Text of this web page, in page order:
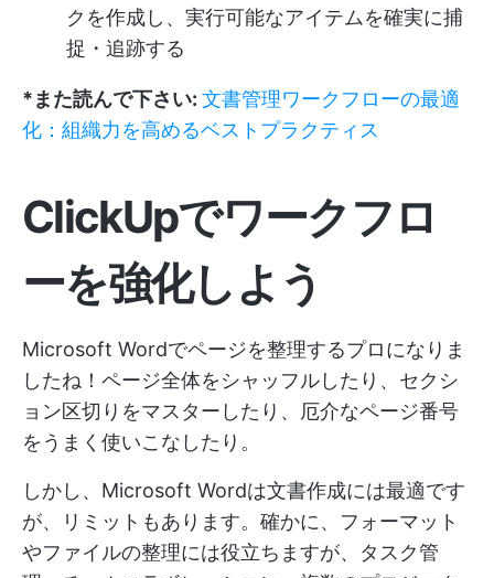
クを作成し、実行可能なアイテムを確実に捕
捉・追跡する
*また読んで下さい: 文書管理ワークフローの最適
化：組織力を高めるベストプラクティス
ClickUpでワークフロ
ーを強化しよう
Microsoft Wordでページを整理するプロになりま
したね！ページ全体をシャッフルしたり、セクシ
ョン区切りをマスターしたり、厄介なページ番号
をうまく使いこなしたり。
しかし、Microsoft Wordは文書作成には最適です
が、リミットもあります。確かに、フォーマット
やファイルの整理には役立ちますが、タスク管